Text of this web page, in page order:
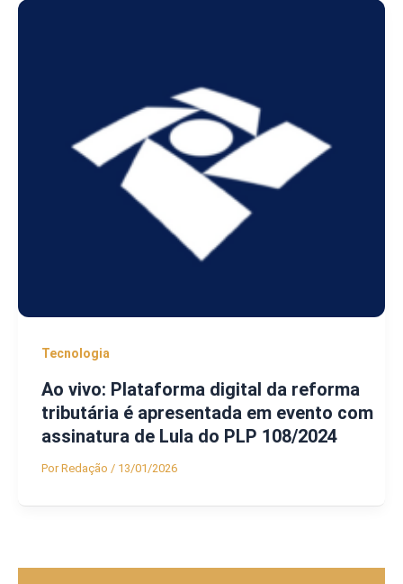
Tecnologia
Ao vivo: Plataforma digital da reforma
tributária é apresentada em evento com
assinatura de Lula do PLP 108/2024
PorRedação / 13/01/2026